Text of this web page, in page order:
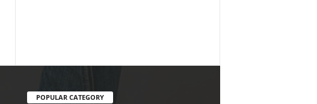
POPULAR CATEGORY